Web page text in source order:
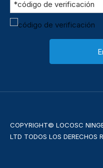
COPYRIGHT© LOCOSC
LTD TODOS LOS DERECHOS